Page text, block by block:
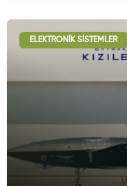
ELEKTRONIK SISTEMLER